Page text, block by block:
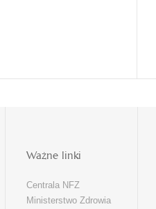
Ważne linki
Centrala NFZ
Ministerstwo Zdrowia